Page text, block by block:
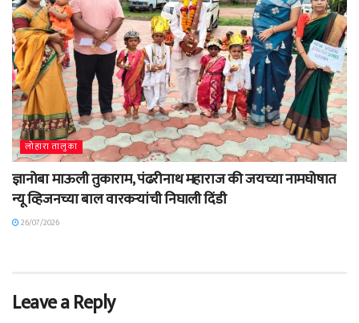
लोहारा तालुका
ज्ञानोबा माऊली तुकाराम, पंढरीनाथ महाराज की जयच्या नामघोषात
न्यू व्हिजनच्या बाल वारकऱ्यांची निघाली दिंडी
26/07/2026
Leave a Reply